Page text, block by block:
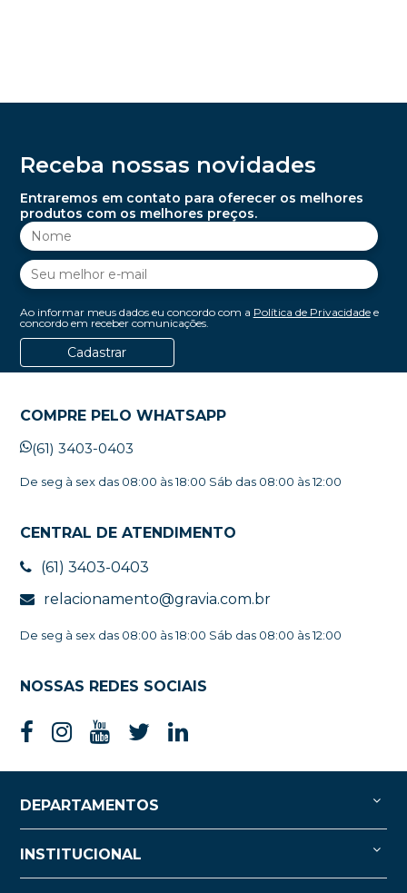
Receba nossas novidades
Entraremos em contato para oferecer os melhores
produtos com os melhores preços.
Ao informar meus dados eu concordo com a Política de Privacidadee
concordo em receber comunicações.
Cadastrar
COMPRE PELO WHATSAPP
(61) 3403-0403
De seg à sex das 08:00 às 18:00 Sáb das 08:00 às 12:00
CENTRAL DE ATENDIMENTO
(61) 3403-0403
relacionamento@gravia.com.br
De seg à sex das 08:00 às 18:00 Sáb das 08:00 às 12:00
NOSSAS REDES SOCIAIS
DEPARTAMENTOS
INSTITUCIONAL